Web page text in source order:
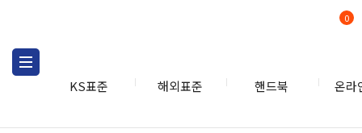
KS표준 해외표준 핸드북 온라
0